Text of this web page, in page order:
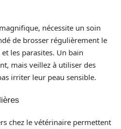
nécessite un soin
de brosser régulièrement le
les parasites. Un bain
mais veillez à utiliser des
irriter leur peau sensible.
chez le vétérinaire permettent